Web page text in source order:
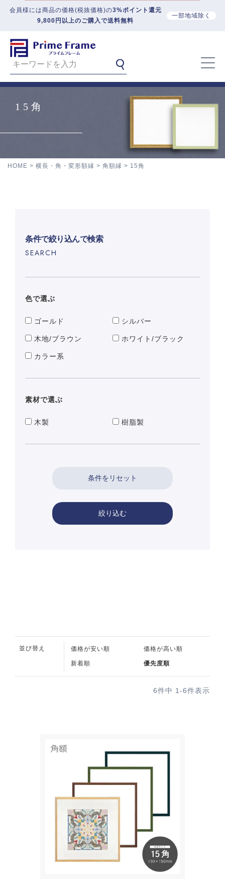
会員様には商品の価格(税抜価格)の3%ポイント還元
9,800円以上のご購入で送料無料
一部地域除く
15角
HOME 横長・角・変形額縁 角額縁 15角
条件で絞り込んで検索
SEARCH
色で選ぶ
ゴールド シルバー
木地/ブラウン ホワイト/ブラック
カラー系
素材で選ぶ
木製 樹脂製
絞り込む
並び替え 価格が安い順 価格が高い順
新着順 優先度順
6件中 1 -6件表示